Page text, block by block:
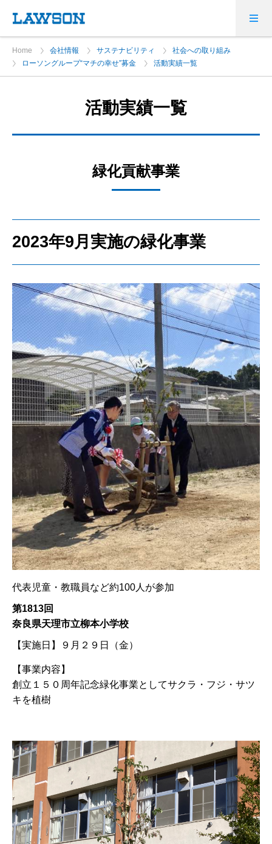
Home 会社情報 サステナビリティ
社会への取り組み
ローソングループ“マチの幸せ”募金
活動実績一覧
活動実績一覧
緑化貢献事業
2023年9月実施の緑化事業
代表児童・教職員など約100人が参加
第1813回
奈良県天理市立柳本小学校
【実施日】 ９月２９日（金）
【事業内容】
創立１５０周年記念緑化事業としてサクラ・フジ・サツ
キを植樹